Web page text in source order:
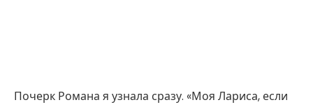
Почерк Романа я узнала сразу. «Моя Лариса, если